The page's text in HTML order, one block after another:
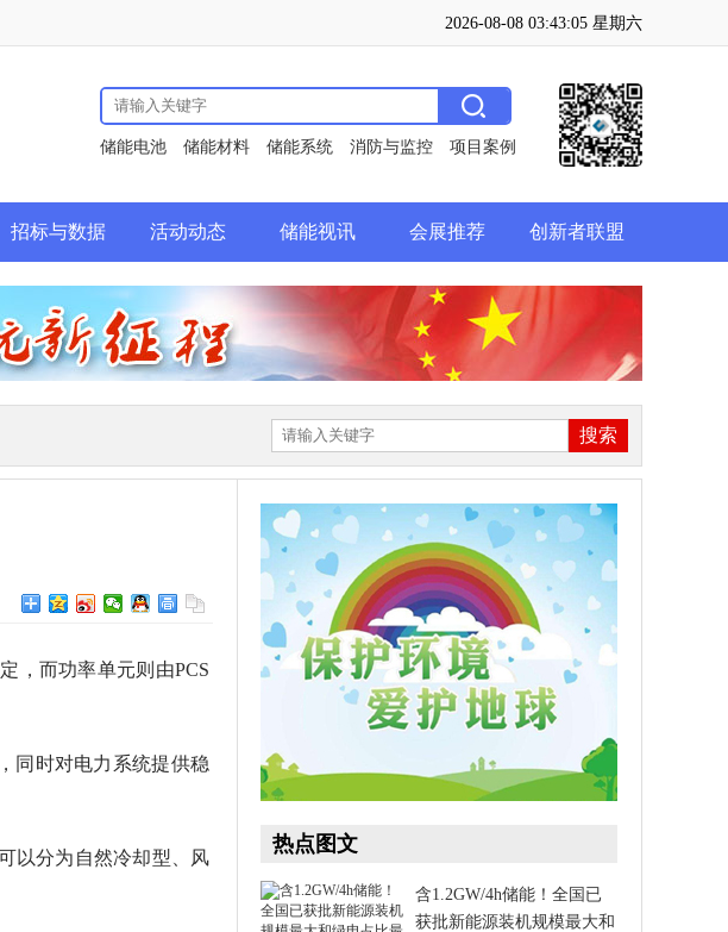
2026-08-08 03:43:06 星期六
储能电池 储能材料 储能系统 消防与监控 项目案例
招标与数据 活动动态 储能视讯 会展推荐 创新者联盟
，而功率单元则由PCS
同时对电力系统提供稳
以分为自然冷却型、风
热点图文
含1.2GW/4h储能！全国已
获批新能源装机规模最大和